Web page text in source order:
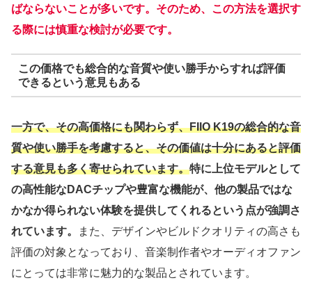
ばならないことが多いです。そのため、この方法を選択す
る際には慎重な検討が必要です。
この価格でも総合的な音質や使い勝手からすれば評価
できるという意見もある
一方で、その高価格にも関わらず、FIIO K19の総合的な音
質や使い勝手を考慮すると、その価値は十分にあると評価
する意見も多く寄せられています。特に上位モデルとして
の高性能なDACチップや豊富な機能が、他の製品ではな
かなか得られない体験を提供してくれるという点が強調さ
れています。
また、デザインやビルドクオリティの高さも
評価の対象となっており、音楽制作者やオーディオファン
にとっては非常に魅力的な製品とされています。